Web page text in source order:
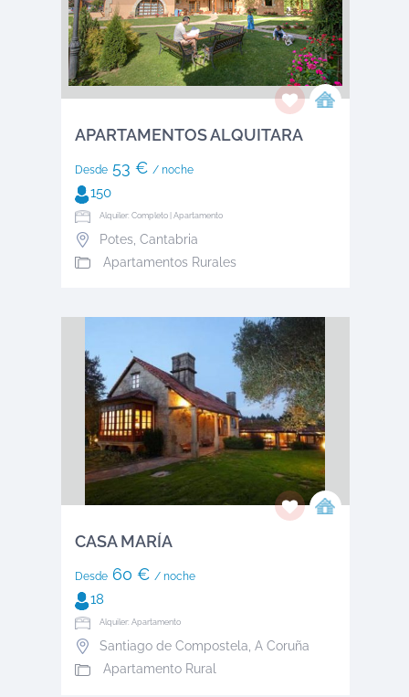
APARTAMENTOS ALQUITARA
Desde53 € / noche
150
Alquiler: Completo | Apartamento
Potes, Cantabria
Apartamentos Rurales
CASA MARÍA
Desde60 € / noche
18
Alquiler: Apartamento
Santiago de Compostela A Coruña
Apartamento Rural